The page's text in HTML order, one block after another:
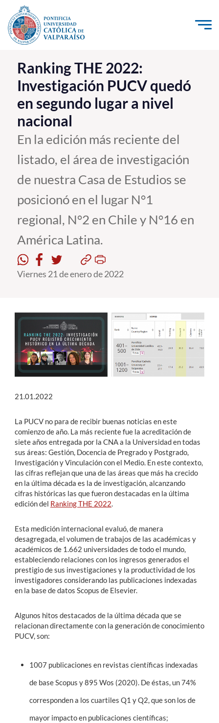
Click acá para ir directamente al contenido
La Universidad
Investigación, Creación e Innovación
PUCV Internacional
Vinculación con el Medio
Admisión
Pregrado
Postgrado
Formación Continua
Estudiantes
Académicos
English
Ranking THE 2022:
Investigación PUCV quedó
en segundo lugar a nivel
nacional
En la edición más reciente del
listado, el área de investigación
de nuestra Casa de Estudios se
posicionó en el lugar N°1
regional, N°2 en Chile y N°16 en
América Latina.
Viernes 21 de enero de 2022
21.01.2022
La PUCV no para de recibir buenas noticias en este
comienzo de año. La más reciente fue la acreditación de
siete años entregada por la CNA a la Universidad en todas
sus áreas: Gestión, Docencia de Pregrado y Postgrado,
Investigación y Vinculación con el Medio. En este contexto,
las cifras reflejan que una de las áreas que más ha crecido
en la última década es la de investigación, alcanzando
cifras históricas las que fueron destacadas en la última
edición del Ranking THE 2022.
Esta medición internacional evaluó, de manera
desagregada, el volumen de trabajos de las académicas y
académicos de 1.662 universidades de todo el mundo,
estableciendo relaciones con los ingresos generados el
prestigio de sus investigaciones y la productividad de los
investigadores considerando las publicaciones indexadas
en la base de datos Scopus de Elsevier.
Algunos hitos destacados de la última década que se
relacionan directamente con la generación de conocimiento
PUCV, son:
1007 publicaciones en revistas científicas indexadas
de base Scopus y 895 Wos (2020). De éstas, un 74%
corresponden a los cuartiles Q1 y Q2, que son los de
mayor impacto en publicaciones científicas;